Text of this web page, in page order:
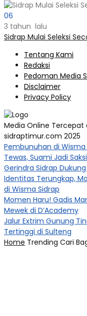
06
3 tahun lalu
Sidrap Mulai Seleksi
Tentang Kami
Redaksi
Pedoman Media
Disclaimer
Privacy Policy
Media Online Tercepat
sidraptimur.com 2025
Pembunuhan di
Tewas, Suami Jadi
Gerindra Sidrap
Identitas Terungkap,
di Wisma Sidrap
Momen Haru! Gadis
Mewek di D’Academy​
Jalur Extrim Gunung
Tertinggi di Sulteng
Home Trending Cari